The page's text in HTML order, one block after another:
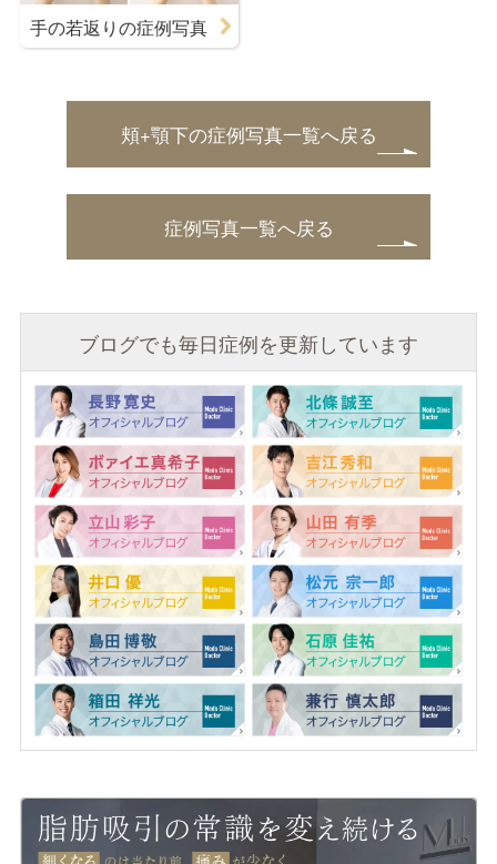
手の若返りの症例写真
頬+顎下の症例写真一覧へ戻る
症例写真一覧へ戻る
ブログでも毎日症例を更新しています